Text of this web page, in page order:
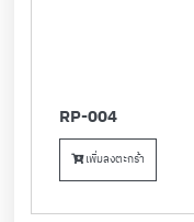
RP-004
เพิ่มลงตะกร้า